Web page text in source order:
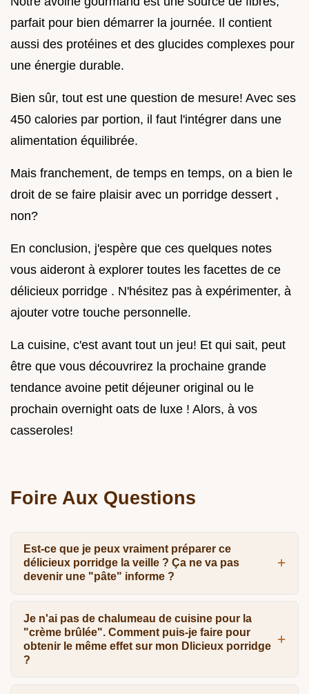
parfait pour bien démarrer la journée. Il contient
aussi des protéines et des glucides complexes pour
une énergie durable.
Bien sûr, tout est une question de mesure! Avec ses
450 calories par portion, il faut l'intégrer dans une
alimentation équilibrée.
Mais franchement, de temps en temps, on a bien le
droit de se faire plaisir avec un porridge dessert ,
non?
En conclusion, j'espère que ces quelques notes
vous aideront à explorer toutes les facettes de ce
délicieux porridge . N'hésitez pas à expérimenter, à
ajouter votre touche personnelle.
La cuisine, c'est avant tout un jeu! Et qui sait, peut
être que vous découvrirez la prochaine grande
tendance avoine petit déjeuner original ou le
prochain overnight oats de luxe ! Alors, à vos
casseroles!
Foire Aux Questions
Est-ce que je peux vraiment préparer ce
délicieux porridge la veille ? Ça ne va pas
devenir une "pâte" informe ?
Je n'ai pas de chalumeau de cuisine pour la
"crème brûlée". Comment puis-je faire pour
obtenir le même effet sur mon Dlicieux porridge
?